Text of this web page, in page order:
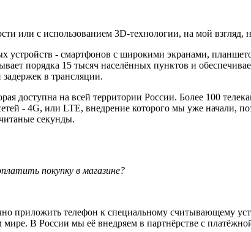
или с использованием 3D-технологии, на мой взгляд,
устройств - смартфонов с широкими экранами,
порядка 15 тысяч населённых пунктов и
в трансляции.
доступна на всей территории России. Более 100
- 4G, или LTE, внедрение которого мы уже начали,
секунды.
покупку в магазине?
приложить телефон к специальному считывающему
В России мы её внедряем в партнёрстве с